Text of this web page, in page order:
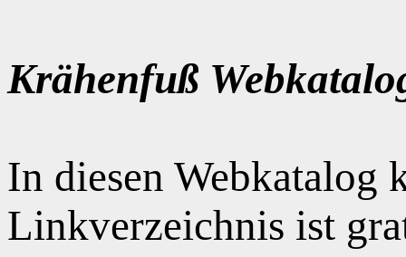
Krähenfuß
In diesen Webkatalog
Linkverzeichnis ist